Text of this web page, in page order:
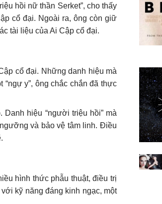
hồi nữ thần Serket”, cho thấy
cổ đại. Ngoài ra, ông còn giữ
tài liệu của Ai Cập cổ đại.
cổ đại. Những danh hiệu mà
y”, ông chắc chắn đã thực
hiệu “người triệu hồi” mà
và bảo vệ tâm linh. Điều
hình thức phẫu thuật, điều trị
kỹ năng đáng kinh ngạc, một